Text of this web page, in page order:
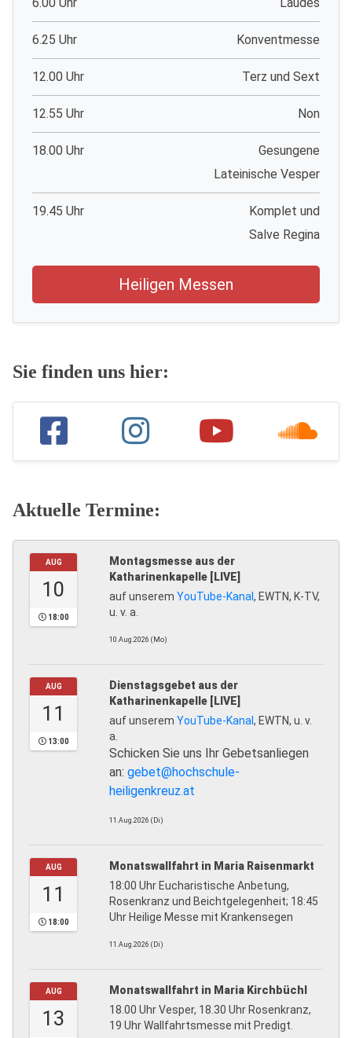
6.00 Uhr Laudes
6.25 Uhr Konventmesse
12.00 Uhr Terz und Sext
12.55 Uhr Non
18.00 Uhr
Gesungene
Lateinische Vesper
19.45 Uhr
Komplet und
Salve Regina
Heiligen Messen
Sie finden uns hier:
Aktuelle Termine:
AUG
10
18:00
Montagsmesse aus der
Katharinenkapelle [LIVE]
auf unserem YouTube-Kanal, EWTN, K-TV,
u. v. a.
10.Aug.2026 (Mo)
AUG
11
13:00
Dienstagsgebet aus der
Katharinenkapelle [LIVE]
auf unserem YouTube-Kanal, EWTN, u. v.
a.
Schicken Sie uns Ihr Gebetsanliegen
an: gebet@hochschule-
heiligenkreuz.at
11.Aug.2026 (Di)
AUG
11
18:00
Monatswallfahrt in Maria Raisenmarkt
18:00 Uhr Eucharistische Anbetung,
Rosenkranz und Beichtgelegenheit; 18:45
Uhr Heilige Messe mit Krankensegen
11.Aug.2026 (Di)
AUG
13
Monatswallfahrt in Maria Kirchbüchl
18.00 Uhr Vesper, 18.30 Uhr Rosenkranz,
19 Uhr Wallfahrtsmesse mit Predigt.